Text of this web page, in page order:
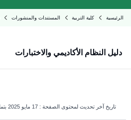
الرئيسية كلية التربية المستندات والمنشورات
دليل النظام الأكاديمي والاختبارات
تاريخ آخر تحديث لمحتوى الصفحة : 17 مايو 2025 بتمام الساعة 10:57 مساءً